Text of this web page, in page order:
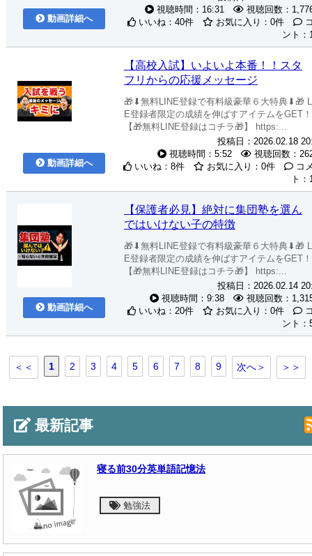
動画詳細へ
視聴時間：16:31
視聴回数：
いいね：40件
お気に入り：0件
ント：
動画詳細へ
【高校入試】いよいよ本番！！スタ
フリからの応援メッセージ
🎁⬇︎無料LINE登録で有料級豪華６大特典⬇︎🎁
E登録者限定の成績を伸ばすアイテムをGET！
【🎁無料LINE登録はコチラ🎁】 https:...
投稿日：2026.02.18
視聴時間：5:52
視聴回数：
いいね：8件
お気に入り：0件
コ
ト
動画詳細へ
【保護者必見】絶対に集団塾を選ん
ではいけない子の特徴
🎁⬇︎無料LINE登録で有料級豪華６大特典⬇︎🎁
E登録者限定の成績を伸ばすアイテムをGET！
【🎁無料LINE登録はコチラ🎁】 https:...
投稿日：2026.02.14
視聴時間：9:38
視聴回数：
いいね：20件
お気に入り：0件
ント：
＜＜ 1 2 3 4 5 6 7 8 9 次へ＞ ＞＞
最新記事
寝る前30分英単語記憶法
勉強法